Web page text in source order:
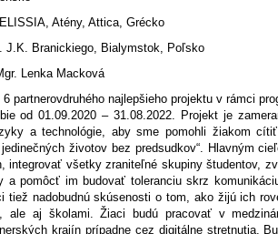
Atény, Attica, Grécko
J.K. Branickiego, Bialymstok, Poľsko
Lenka Macková
partnerovdruhého najlepšieho projektu v rámci
od 01.09.2020 – 31.08.2022. Projekt je
a technológie, aby sme pomohli žiakom
životov bez predsudkov“. Hlavným
integrovať všetky zraniteľné skupiny študentov,
a pomôcť im budovať toleranciu skrz
tiež nadobudnú skúsenosti o tom, ako žijú ich
ale aj školami. Žiaci budú pracovať v
krajín prípadne cez digitálne stretnutia.